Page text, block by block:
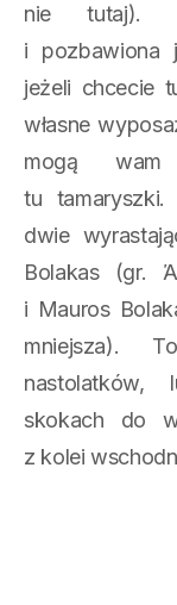
nie tutaj).
i pozbawiona
jeżeli chcecie
własne
mogą wam
tu
dwie
Bolakas (gr.
i Mauros
mniejsza).
nastolatków,
skokach do
z kolei